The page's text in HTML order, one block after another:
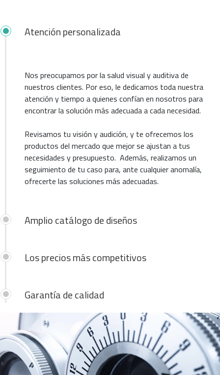
Atención personalizada
Nos preocupamos por la salud visual y auditiva de
nuestros clientes. Por eso, le dedicamos toda nuestra
atención y tiempo a quienes confían en nosotros para
encontrar la solución más adecuada a cada necesidad.
Revisamos tu visión y audición, y te ofrecemos los
productos del mercado que mejor se ajustan a tus
necesidades y presupuesto. Además, realizamos un
seguimiento de tu caso para, ante cualquier anomalía,
ofrecerte las soluciones más adecuadas.
Amplio catálogo de diseños
Los precios más competitivos
Garantía de calidad